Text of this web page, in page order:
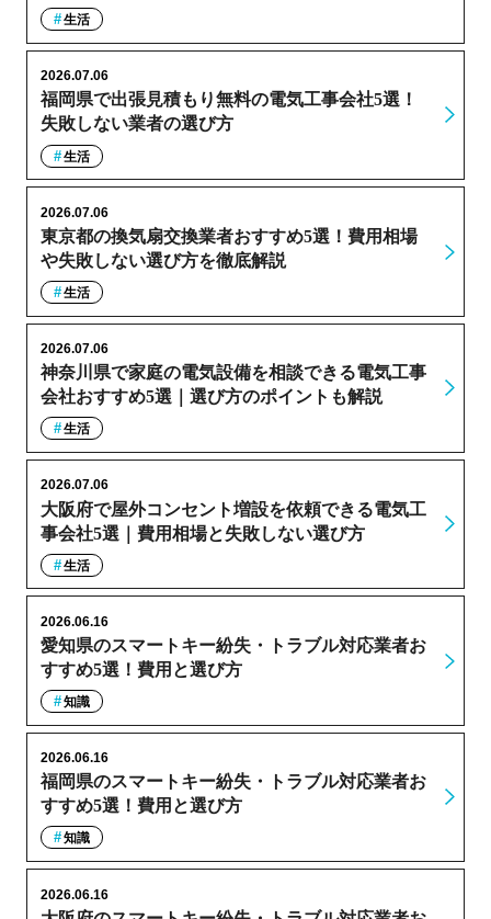
生活
福岡県で出張見積もり無料の電気工事会社5選！
失敗しない業者の選び方
2026.07.06
生活
東京都の換気扇交換業者おすすめ5選！費用相場
や失敗しない選び方を徹底解説
2026.07.06
生活
神奈川県で家庭の電気設備を相談できる電気工事
会社おすすめ5選｜選び方のポイントも解説
2026.07.06
生活
大阪府で屋外コンセント増設を依頼できる電気工
事会社5選｜費用相場と失敗しない選び方
2026.07.06
生活
愛知県のスマートキー紛失・トラブル対応業者お
すすめ5選！費用と選び方
2026.06.16
知識
福岡県のスマートキー紛失・トラブル対応業者お
すすめ5選！費用と選び方
2026.06.16
知識
2026.06.16